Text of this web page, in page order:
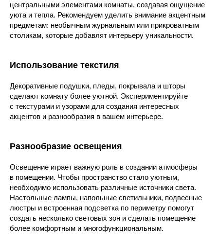
центральными элементами комнаты, создавая ощущение
уюта и тепла. Рекомендуем уделить внимание акцентным
предметам: необычным журнальным или прикроватным
столикам, которые добавлят интерьеру уникальности.
Использование текстиля
Декоративные подушки, пледы, покрывала и шторы
сделают комнату более уютной. Экспериментируйте
с текстурами и узорами для создания интересных
акцентов и разнообразия в вашем интерьере.
Разнообразие освещения
Освещение играет важную роль в создании атмосферы
в помещении. Чтобы пространство стало уютным,
необходимо использовать различные источники света.
Настольные лампы, напольные светильники, подвесные
люстры и встроенная подсветка по периметру помогут
создать несколько световых зон и сделать помещение
более комфортным и многофункциональным.